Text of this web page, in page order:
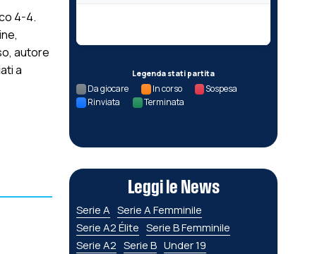
4-4.
autore
a
Legenda stati partita
Da giocare In corso
Sospesa
Rinviata
Terminata
Leggi le News
Serie A Serie A Femminile
Serie A2 Élite Serie B Femminile
Serie A2 Serie B Under 19